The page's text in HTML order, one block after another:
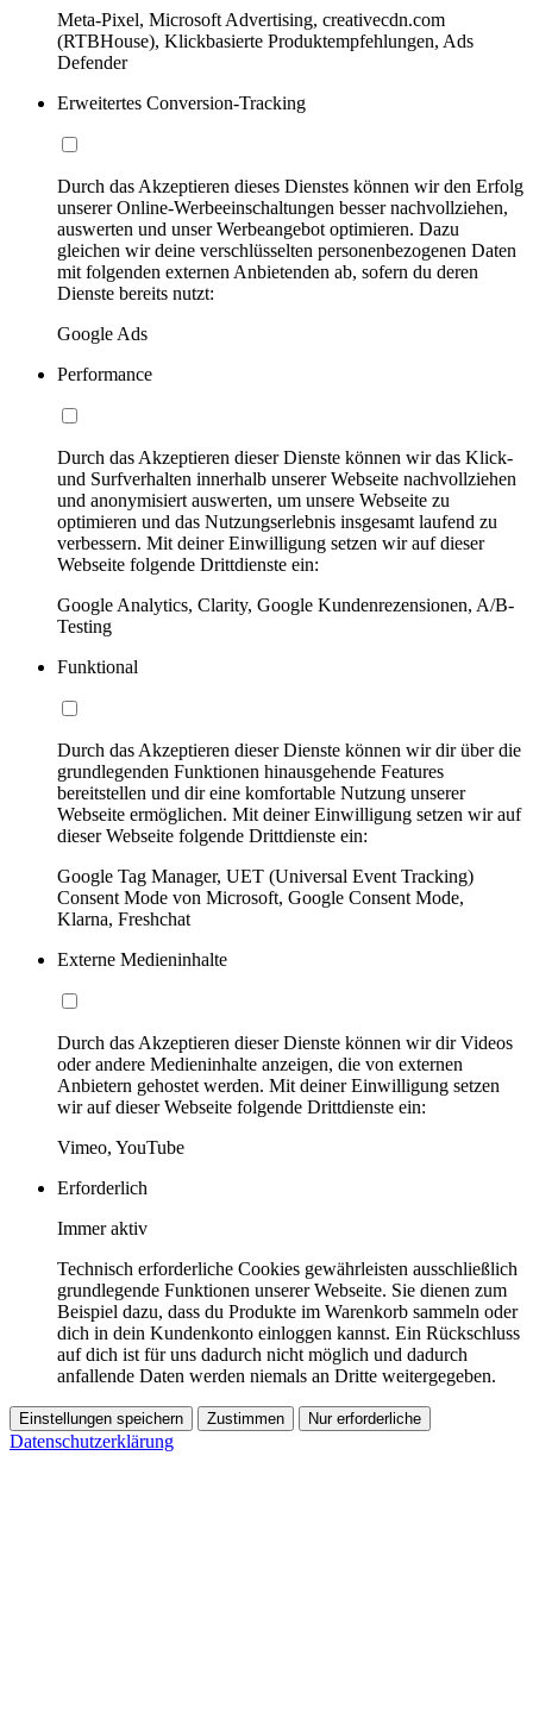
Meta-Pixel, Microsoft Advertising, creativecdn.com
(RTBHouse), Klickbasierte Produktempfehlungen, Ads
Defender
Erweitertes Conversion-Tracking
Durch das Akzeptieren dieses Dienstes können wir den Erfolg
unserer Online-Werbeeinschaltungen besser nachvollziehen,
auswerten und unser Werbeangebot optimieren. Dazu
gleichen wir deine verschlüsselten personenbezogenen Daten
mit folgenden externen Anbietenden ab, sofern du deren
Dienste bereits nutzt:
Google Ads
Performance
Durch das Akzeptieren dieser Dienste können wir das Klick-
und Surfverhalten innerhalb unserer Webseite nachvollziehen
und anonymisiert auswerten, um unsere Webseite zu
optimieren und das Nutzungserlebnis insgesamt laufend zu
verbessern. Mit deiner Einwilligung setzen wir auf dieser
Webseite folgende Drittdienste ein:
Google Analytics, Clarity, Google Kundenrezensionen, A/B-
Testing
Funktional
Durch das Akzeptieren dieser Dienste können wir dir über die
grundlegenden Funktionen hinausgehende Features
bereitstellen und dir eine komfortable Nutzung unserer
Webseite ermöglichen. Mit deiner Einwilligung setzen wir auf
dieser Webseite folgende Drittdienste ein:
Google Tag Manager, UET (Universal Event Tracking)
Consent Mode von Microsoft, Google Consent Mode,
Klarna, Freshchat
Externe Medieninhalte
Durch das Akzeptieren dieser Dienste können wir dir Videos
oder andere Medieninhalte anzeigen, die von externen
Anbietern gehostet werden. Mit deiner Einwilligung setzen
wir auf dieser Webseite folgende Drittdienste ein:
Vimeo, YouTube
Erforderlich
Immer aktiv
Technisch erforderliche Cookies gewährleisten ausschließlich
grundlegende Funktionen unserer Webseite. Sie dienen zum
Beispiel dazu, dass du Produkte im Warenkorb sammeln oder
dich in dein Kundenkonto einloggen kannst. Ein Rückschluss
auf dich ist für uns dadurch nicht möglich und dadurch
anfallende Daten werden niemals an Dritte weitergegeben.
Einstellungen speichern Zustimmen Nur erforderliche
Datenschutzerklärung